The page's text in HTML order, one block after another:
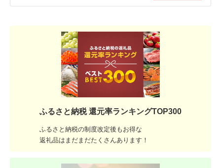
ふるさと納税 還元率ランキングTOP300
ふるさと納税の制度改定後もお得な
返礼品はまだまだたくさんあります！